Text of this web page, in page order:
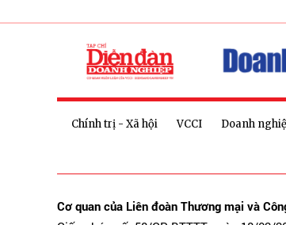
Chính trị - Xã hội VCCI Doanh
Cơ quan của Liên đoàn Thương mại và